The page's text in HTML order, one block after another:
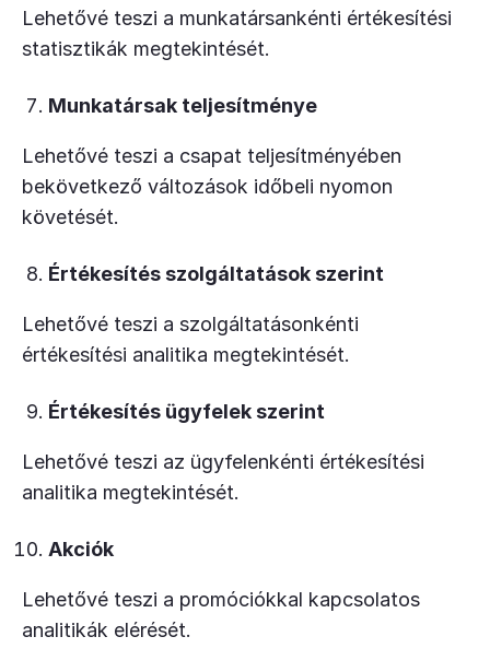
Lehetővé teszi a munkatársankénti értékesítési
statisztikák megtekintését.
Munkatársak teljesítménye
Lehetővé teszi a csapat teljesítményében
bekövetkező változások időbeli nyomon
követését.
Értékesítés szolgáltatások szerint
Lehetővé teszi a szolgáltatásonkénti
értékesítési analitika megtekintését.
Értékesítés ügyfelek szerint
Lehetővé teszi az ügyfelenkénti értékesítési
analitika megtekintését.
Akciók
Lehetővé teszi a promóciókkal kapcsolatos
analitikák elérését.